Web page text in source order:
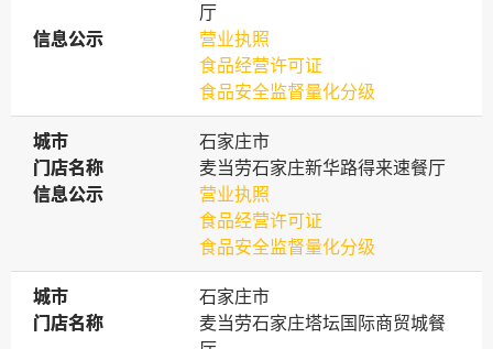
厅
信息公示
信息公示
营业执照
食品经营许可证
食品安全监督量化分级
城市
城市
石家庄市
门店名称
门店名称
麦当劳石家庄新华路得来速餐厅
信息公示
信息公示
营业执照
食品经营许可证
食品安全监督量化分级
城市
城市
石家庄市
门店名称
门店名称
麦当劳石家庄塔坛国际商贸城餐